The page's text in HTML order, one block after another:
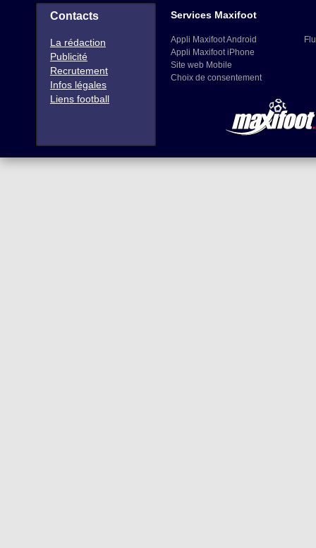
Contacts
La rédaction
Publicité
Recrutement
Infos légales
Liens football
Services Maxifoot
Appli Maxifoot Android
Appli Maxifoot iPhone
Site web Mobile
Choix de consentement